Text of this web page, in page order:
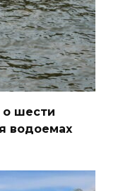
шести
водоемах